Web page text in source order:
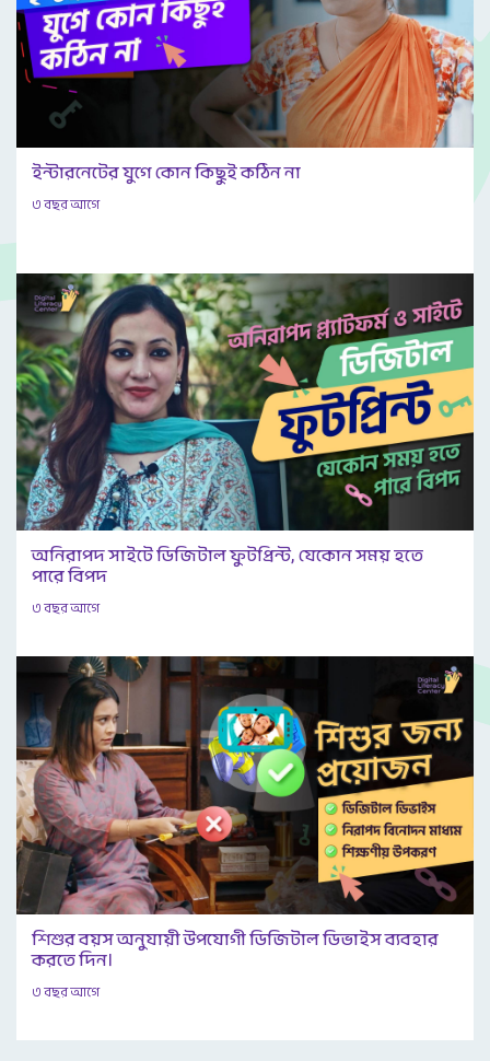
ইন্টারনেটের যুগে কোন কিছুই কঠিন না
৩ বছর আগে
অনিরাপদ সাইটে ডিজিটাল ফুটপ্রিন্ট, যেকোন সময় হতে
পারে বিপদ
৩ বছর আগে
শিশুর বয়স অনুযায়ী উপযোগী ডিজিটাল ডিভাইস ব্যবহার
করতে দিন।
৩ বছর আগে